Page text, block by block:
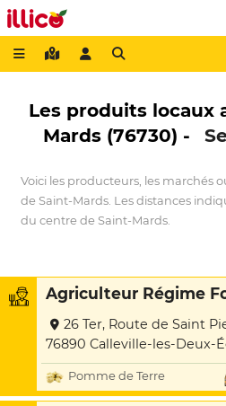
Les produits locaux
Mards (76730) -
Voici les producteurs, les marchés
de Saint-Mards. Les distances
du centre de Saint-Mards.
Agriculteur Régime
26 Ter, Route de Saint
76890 Calleville-les-Deux-
Pomme de Terre